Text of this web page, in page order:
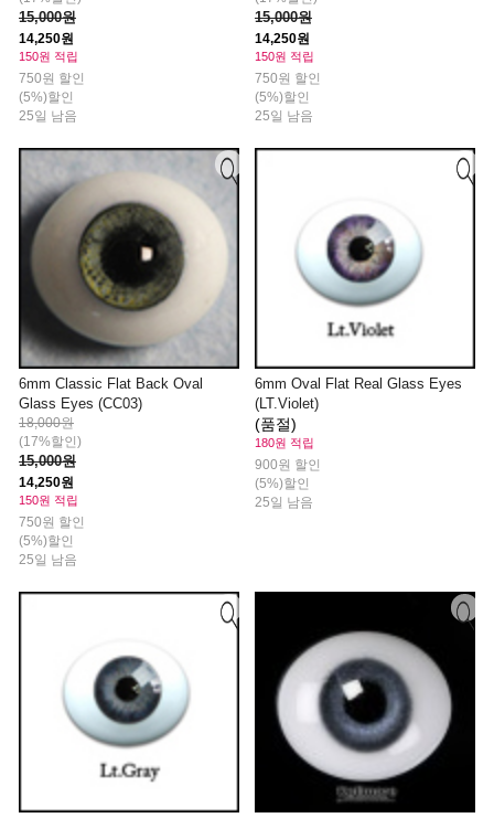
15,000원
14,250원
150원 적립
750원 할인
(5%)할인
25일 남음
15,000원
14,250원
150원 적립
750원 할인
(5%)할인
25일 남음
6mm Classic Flat Back Oval
Glass Eyes (CC03)
18,000원
(17%할인)
15,000원
14,250원
150원 적립
750원 할인
(5%)할인
25일 남음
6mm Oval Flat Real Glass Eyes
(LT.Violet)
(품절)
180원 적립
900원 할인
(5%)할인
25일 남음